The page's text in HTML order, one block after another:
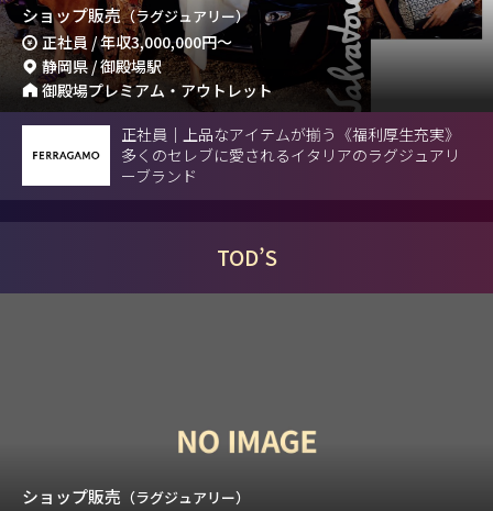
ショップ販売（ラグジュアリー）
正社員 / 年収3,000,000円～
静岡県 / 御殿場駅
御殿場プレミアム・アウトレット
正社員｜上品なアイテムが揃う《福利厚生充実》
多くのセレブに愛されるイタリアのラグジュアリ
ーブランド
TOD’S
ショップ販売 （ラグジュアリー）